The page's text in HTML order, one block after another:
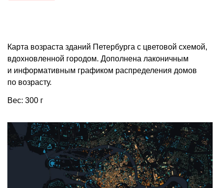
Карта возраста зданий Петербурга с цветовой схемой,
вдохновленной городом. Дополнена лаконичным
и информативным графиком распределения домов
по возрасту.
Вес: 300 г